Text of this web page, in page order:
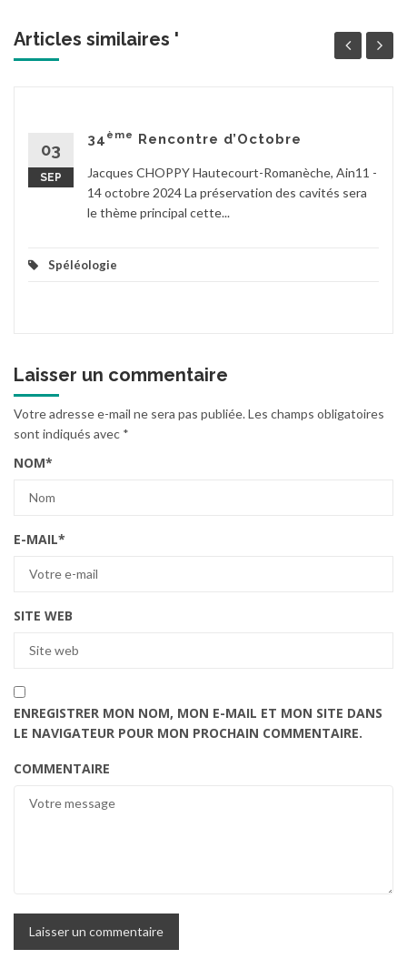
Articles similaires '
03
SEP
34 ème Rencontre d’Octobre
Jacques CHOPPY Hautecourt-Romanèche, Ain11 -
14 octobre 2024 La préservation des cavités sera
le thème principal cette...
Spéléologie
Laisser un commentaire
Votre adresse e-mail ne sera pas publiée.Les champs obligatoires
sont indiqués avec *
NOM*
E-MAIL*
SITE WEB
ENREGISTRER MON NOM, MON E-MAIL ET MON SITE DANS
LE NAVIGATEUR POUR MON PROCHAIN COMMENTAIRE.
COMMENTAIRE